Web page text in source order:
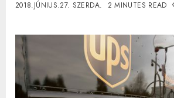
2018.JÚNIUS.27. SZERDA.
2 MINUTES READ